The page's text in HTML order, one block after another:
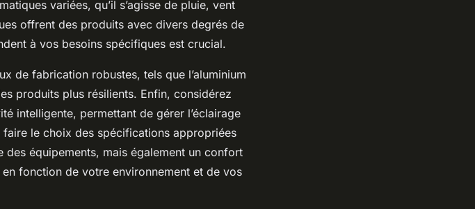
variées, qu’il s’agisse de pluie, vent
offrent des produits avec divers degrés de
à vos besoins spécifiques est crucial.
de fabrication robustes, tels que l’aluminium
produits plus résilients. Enfin, considérez
intelligente, permettant de gérer l’éclairage
le choix des spécifications appropriées
des équipements, mais également un confort
fonction de votre environnement et de vos